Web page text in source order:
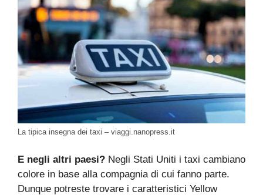
La tipica insegna dei taxi – viaggi.nanopress.it
E negli altri paesi? Negli Stati Uniti i taxi cambiano
colore in base alla compagnia di cui fanno parte.
Dunque potreste trovare i caratteristici Yellow